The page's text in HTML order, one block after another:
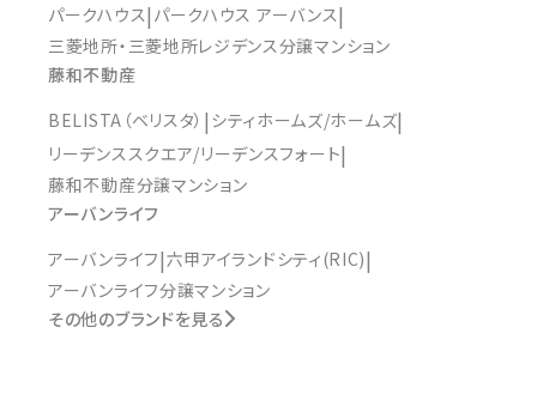
パークハウス パークハウス アーバンス
三菱地所・三菱地所レジデンス分譲マンション
藤和不動産
BELISTA（ベリスタ） シティホームズ/ホームズ
リーデンススクエア/リーデンスフォート
藤和不動産分譲マンション
アーバンライフ
アーバンライフ 六甲アイランドシティ(RIC)
アーバンライフ分譲マンション
その他のブランドを見る